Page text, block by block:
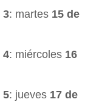
3: martes 15 de
4: miércoles 16
5: jueves 17 de